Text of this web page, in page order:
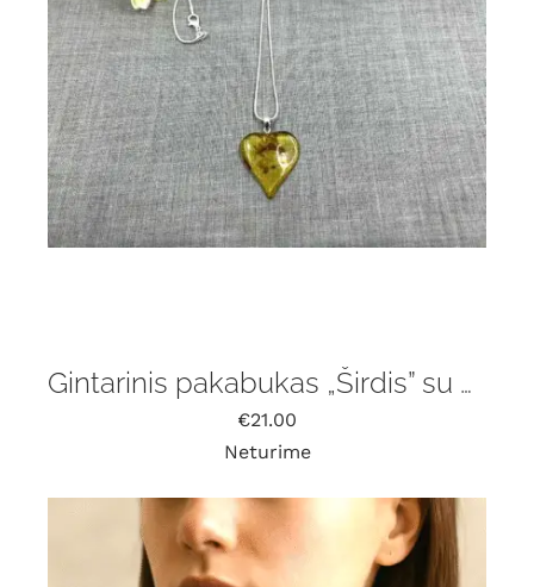
Gintarinis pakabukas „Širdis” su grandinėle
€21.00
Neturime